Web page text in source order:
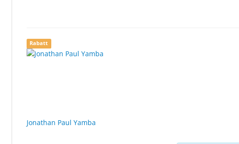
Rabatt
Jonathan Paul Yamba